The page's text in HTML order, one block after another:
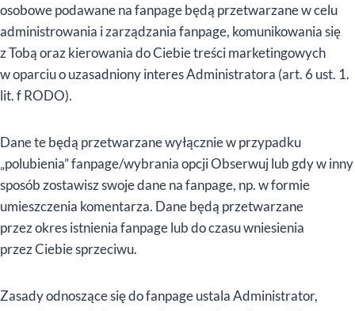
osobowe podawane na fanpage będą przetwarzane w celu
administrowania i zarządzania fanpage, komunikowania się
z Tobą oraz kierowania do Ciebie treści marketingowych
w oparciu o uzasadniony interes Administratora (art. 6 ust. 1.
lit. f RODO).
Dane te będą przetwarzane wyłącznie w przypadku
„polubienia” fanpage/wybrania opcji Obserwuj lub gdy w inny
sposób zostawisz swoje dane na fanpage, np. w formie
umieszczenia komentarza. Dane będą przetwarzane
przez okres istnienia fanpage lub do czasu wniesienia
przez Ciebie sprzeciwu.
Zasady odnoszące się do fanpage ustala Administrator,